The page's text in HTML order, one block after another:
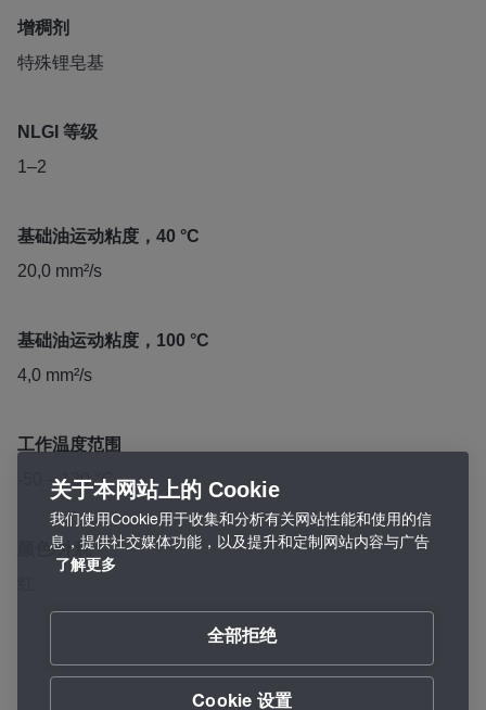
增稠剂
特殊锂皂基
NLGI 等级
1–2
基础油运动粘度，40 °C
20,0 mm²/s
基础油运动粘度，100 °C
4,0 mm²/s
工作温度范围
-50 – 120 °C
颜色/外观
关于本网站上的 Cookie
我们使用Cookie用于收集和分析有关网站性能和使用的信
息，提供社交媒体功能，以及提升和定制网站内容与广告
了解更多
全部拒绝
Cookie 设置